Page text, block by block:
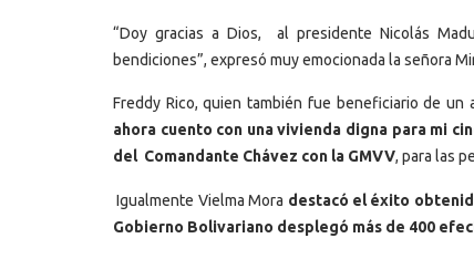
“Doy gracias a Dios, al presidente Nicolás
bendiciones”, expresó muy emocionada la señora
Freddy Rico, quien también fue beneficiario de un
ahora cuento con una vivienda digna para mi
del Comandante Chávez con la GMVV, para las
Igualmente Vielma Mora destacó el éxito
Gobierno Bolivariano desplegó más de 400